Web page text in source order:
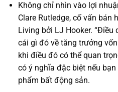
Không chỉ nhìn vào lợi
Clare Rutledge, cố vấn bán
Living bởi LJ Hooker.
cái gì đó về tăng trưởng
khi điều đó có thể quan
có ý nghĩa đặc biệt nếu
phẩm bất động sản.